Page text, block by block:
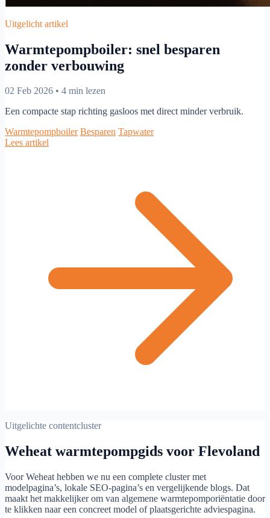
Uitgelicht artikel
Warmtepompboiler: snel besparen
zonder verbouwing
02 Feb 2026 • 4 min lezen
Een compacte stap richting gasloos met direct minder verbruik.
Warmtepompboiler Besparen Tapwater
Lees artikel
Uitgelichte contentcluster
Weheat warmtepompgids voor Flevoland
Voor Weheat hebben we nu een complete cluster met
modelpagina’s, lokale SEO-pagina’s en vergelijkende blogs. Dat
maakt het makkelijker om van algemene warmtepomporiëntatie door
te klikken naar een concreet model of plaatsgerichte adviespagina.